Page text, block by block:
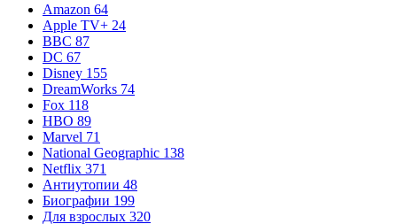
Amazon 64
Apple TV+ 24
BBC 87
DC 67
Disney 155
DreamWorks 74
Fox 118
HBO 89
Marvel 71
National Geographic 138
Netflix 371
Антиутопии 48
Биографии 199
Для взрослых 320